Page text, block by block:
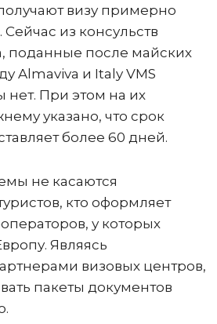
визу примерно
из консульств
поданные после майских
Almaviva и Italy VMS
При этом на их
указано, что срок
более 60 дней.
не касаются
кто оформляет
у которых
Являясь
визовых центров,
пакеты документов